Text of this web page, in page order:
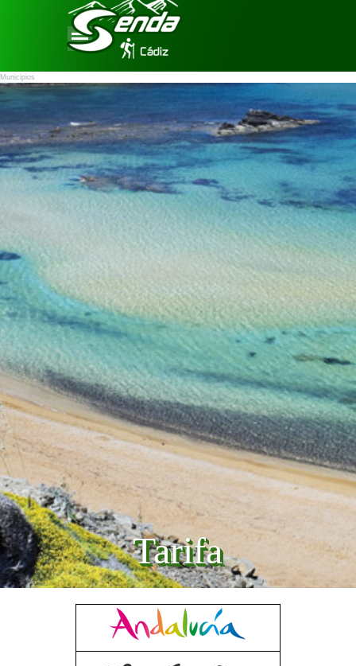
Vaya al Contenido
Saltar menú
Municipios
Tarifa